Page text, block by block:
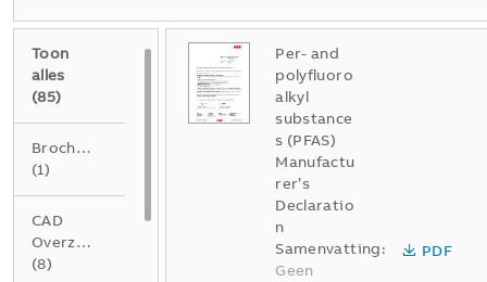
Toon
alles
(85)
Brochure
(1)
CAD
Overzichtstekening
(8)
Per- and
polyfluoro
alkyl
substance
s (PFAS)
Manufactu
rer’s
Declaratio
n
Samenvatting:
Geen
PDF